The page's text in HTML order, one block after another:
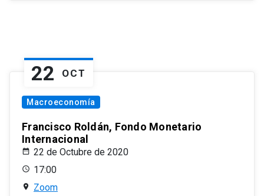
22 OCT
Macroeconomía
Francisco Roldán, Fondo Monetario
Internacional
22 de Octubre de 2020
17:00
Zoom